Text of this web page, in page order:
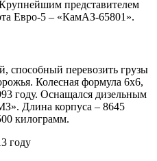
представителем
Евро-5 – «КамАЗ-65801».
способный перевозить грузы
Колесная формула 6х6,
году. Оснащался дизельным
Длина корпуса – 8645
килограмм.
году